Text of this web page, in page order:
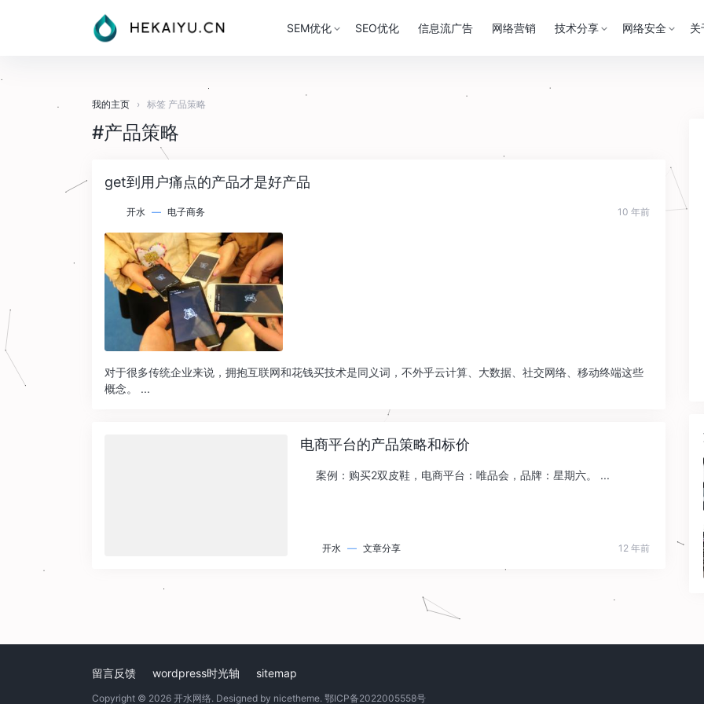
SEM优化 SEO优化 信息流广告 网络营销 技术分享 网络安全 关
我的主页 › 标签 产品策略
#产品策略
get到用户痛点的产品才是好产品
开水 — 电子商务 10 年前
对于很多传统企业来说，拥抱互联网和花钱买技术是同义词，不外乎云计算、大数据、社交网络、移动终端这些
概念。 ...
电商平台的产品策略和标价
案例：购买2双皮鞋，电商平台：唯品会，品牌：星期六。 ...
开水 — 文章分享 12 年前
留言反馈 wordpress时光轴 sitemap
Copyright © 2026 开水网络. Designed by nicetheme. 鄂ICP备2022005558号